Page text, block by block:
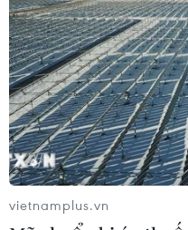
khai hoạt động đấu giá
đợt trong năm 2026). Đợt
hiếm.
vietnamplus.vn